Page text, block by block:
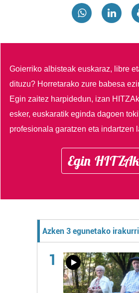
Goierriko albisteak euskaraz, libre
dituzu? Horretarako zure babesa
Egin zaitez harpidedun, izan
esker, euskaratik eginda dagoen
profesionala garatzen eta indartzen
Egin
Azken 3 egunetako
1